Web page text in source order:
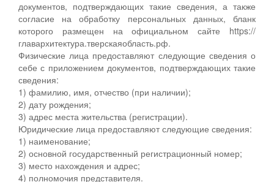
документов, подтверждающих такие сведения, а также
согласие на обработку персональных данных, бланк
которого размещен на официальном сайте https://
главархитектура.тверскаяобласть.рф.
Физические лица предоставляют следующие сведения о
себе с приложением документов, подтверждающих такие
сведения:
1) фамилию, имя, отчество (при наличии);
2) дату рождения;
3) адрес места жительства (регистрации).
Юридические лица предоставляют следующие сведения:
1) наименование;
2) основной государственный регистрационный номер;
3) место нахождения и адрес;
4) полномочия представителя.